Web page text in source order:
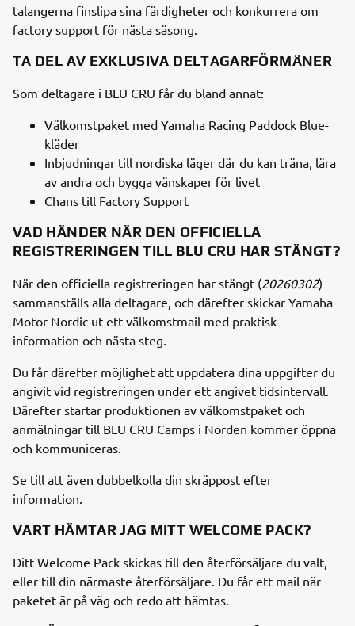
talangerna finslipa sina färdigheter och konkurrera om
factory support för nästa säsong.
TA DEL AV EXKLUSIVA DELTAGARFÖRMÅNER
Som deltagare i BLU CRU får du bland annat:
Välkomstpaket med Yamaha Racing Paddock Blue-
kläder
Inbjudningar till nordiska läger där du kan träna, lära
av andra och bygga vänskaper för livet
Chans till Factory Support
VAD HÄNDER NÄR DEN OFFICIELLA
REGISTRERINGEN TILL BLU CRU HAR STÄNGT?
När den officiella registreringen har stängt (20260302)
sammanställs alla deltagare, och därefter skickar Yamaha
Motor Nordic ut ett välkomstmail med praktisk
information och nästa steg.
Du får därefter möjlighet att uppdatera dina uppgifter du
angivit vid registreringen under ett angivet tidsintervall.
Därefter startar produktionen av välkomstpaket och
anmälningar till BLU CRU Camps i Norden kommer öppna
och kommuniceras.
Se till att även dubbelkolla din skräppost efter
information.
VART HÄMTAR JAG MITT WELCOME PACK?
Ditt Welcome Pack skickas till den återförsäljare du valt,
eller till din närmaste återförsäljare. Du får ett mail när
paketet är på väg och redo att hämtas.